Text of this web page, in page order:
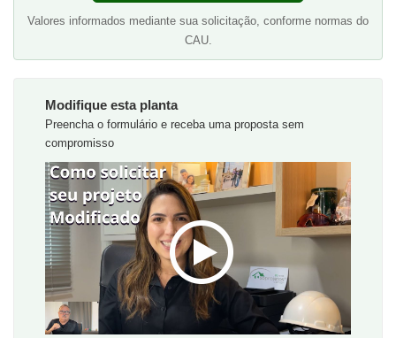
Valores informados mediante sua solicitação, conforme normas do
CAU.
Modifique esta planta
Preencha o formulário e receba uma proposta sem
compromisso